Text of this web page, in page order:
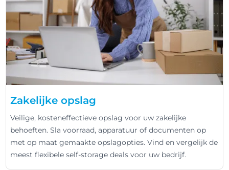
Zakelijke opslag
Veilige, kosteneffectieve opslag voor uw zakelijke
behoeften. Sla voorraad, apparatuur of documenten op
met op maat gemaakte opslagopties. Vind en vergelijk de
meest flexibele self-storage deals voor uw bedrijf.